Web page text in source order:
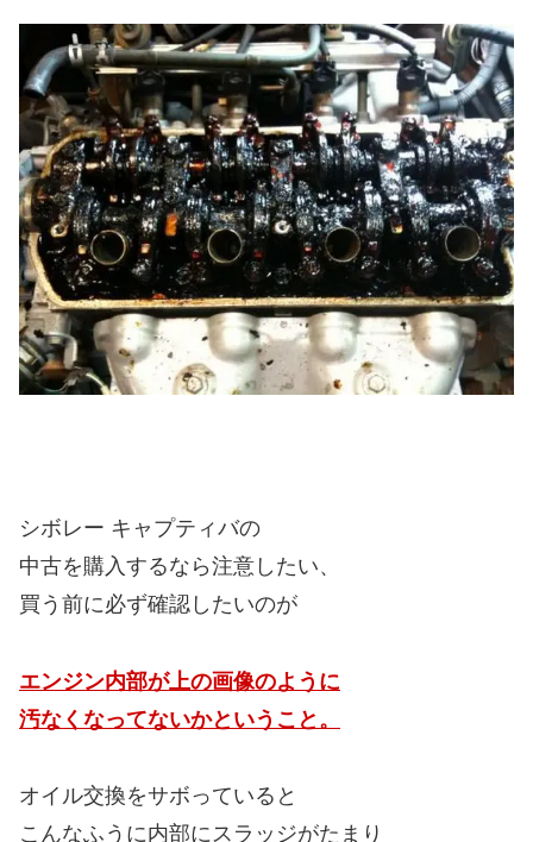
シボレー キャプティバの
中古を購入するなら注意したい、
買う前に必ず確認したいのが
エンジン内部が上の画像のように
汚なくなってないかということ。
オイル交換をサボっていると
こんなふうに内部にスラッジがたまり